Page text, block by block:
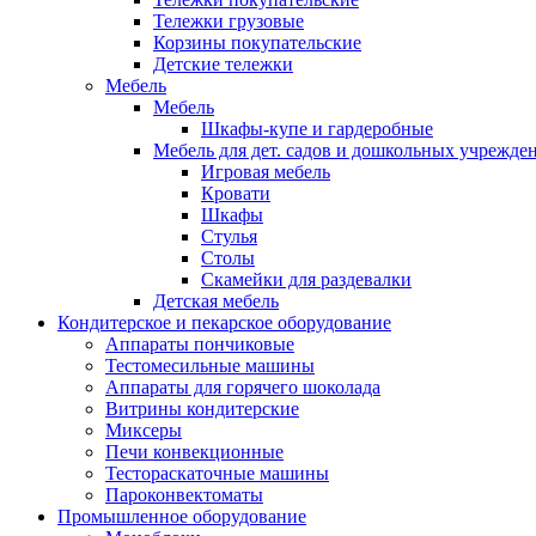
Тележки грузовые
Корзины покупательские
Детские тележки
Мебель
Мебель
Шкафы-купе и гардеробные
Мебель для дет. садов и дошкольных
Игровая мебель
Кровати
Шкафы
Стулья
Столы
Скамейки для раздевалки
Детская мебель
Кондитерское и пекарское оборудование
Аппараты пончиковые
Тестомесильные машины
Аппараты для горячего шоколада
Витрины кондитерские
Миксеры
Печи конвекционные
Тестораскаточные машины
Пароконвектоматы
Промышленное оборудование